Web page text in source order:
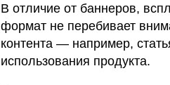
В отличие от баннеров,
формат не перебивает
контента — например,
использования продукта.